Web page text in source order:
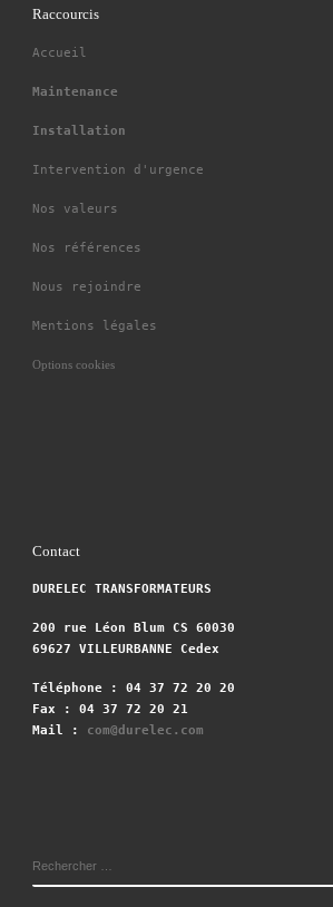
Raccourcis
Accueil
Maintenance
Installation
Intervention d'urgence
Nos valeurs
Nos références
Nous rejoindre
Mentions légales
Options cookies
Contact
DURELEC TRANSFORMATEURS
200 rue Léon Blum CS 60030
69627 VILLEURBANNE Cedex
Téléphone : 04 37 72 20 20
Fax : 04 37 72 20 21
Mail :
com@durelec.com
RECHERCHER